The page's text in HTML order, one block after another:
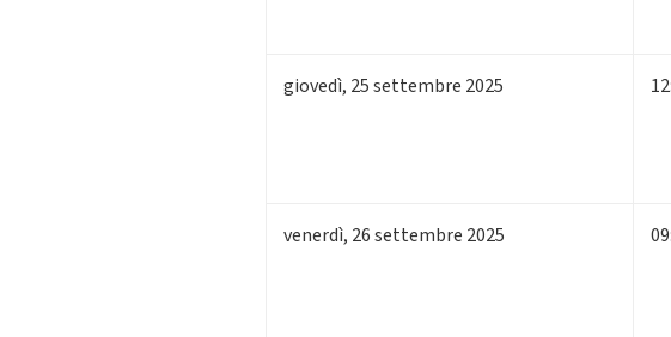
giovedì, 25settembre 2025
venerdì, 26settembre 2025